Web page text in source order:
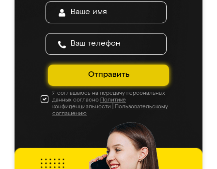
Отправить
Я соглашаюсь на передачу персональных
данных согласно Политике
конфиденциальности
Пользовательскому
соглашению